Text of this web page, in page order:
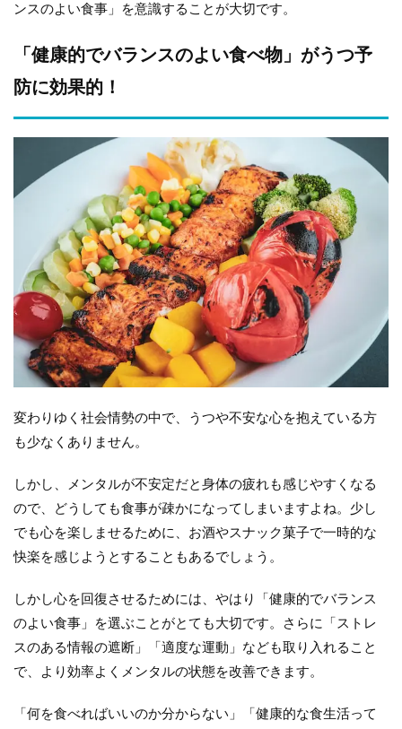
ンスのよい食事」を意識することが大切です。
「健康的でバランスのよい食べ物」がうつ予
防に効果的！
変わりゆく社会情勢の中で、うつや不安な心を抱えている方
も少なくありません。
しかし、メンタルが不安定だと身体の疲れも感じやすくなる
ので、どうしても食事が疎かになってしまいますよね。少し
でも心を楽しませるために、お酒やスナック菓子で一時的な
快楽を感じようとすることもあるでしょう。
しかし心を回復させるためには、やはり「健康的でバランス
のよい食事」を選ぶことがとても大切です。さらに「ストレ
スのある情報の遮断」「適度な運動」なども取り入れること
で、より効率よくメンタルの状態を改善できます。
「何を食べればいいのか分からない」「健康的な食生活って